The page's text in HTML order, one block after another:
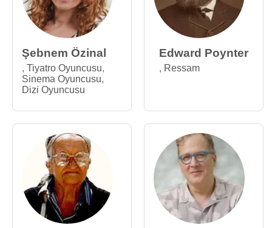
Şebnem Özinal
, Tiyatro Oyuncusu,
Sinema Oyuncusu,
Dizi Oyuncusu
Edward Poynter
, Ressam